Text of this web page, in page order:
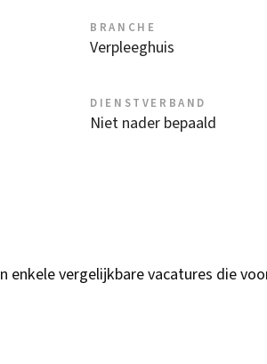
BRANCHE
Verpleeghuis
DIENSTVERBAND
Niet nader bepaald
enkele vergelijkbare vacatures die